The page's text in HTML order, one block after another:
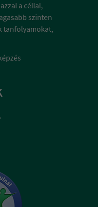
a céllal,
szinten
tanfolyamokat,